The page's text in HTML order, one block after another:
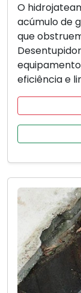
O
acúmulo de
que
eficiência e